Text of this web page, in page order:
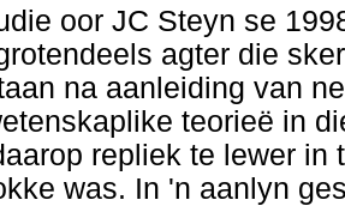
oor JC Steyn se
agter die
na aanleiding van
teorieë in
repliek te lewer in
was. In 'n aanlyn